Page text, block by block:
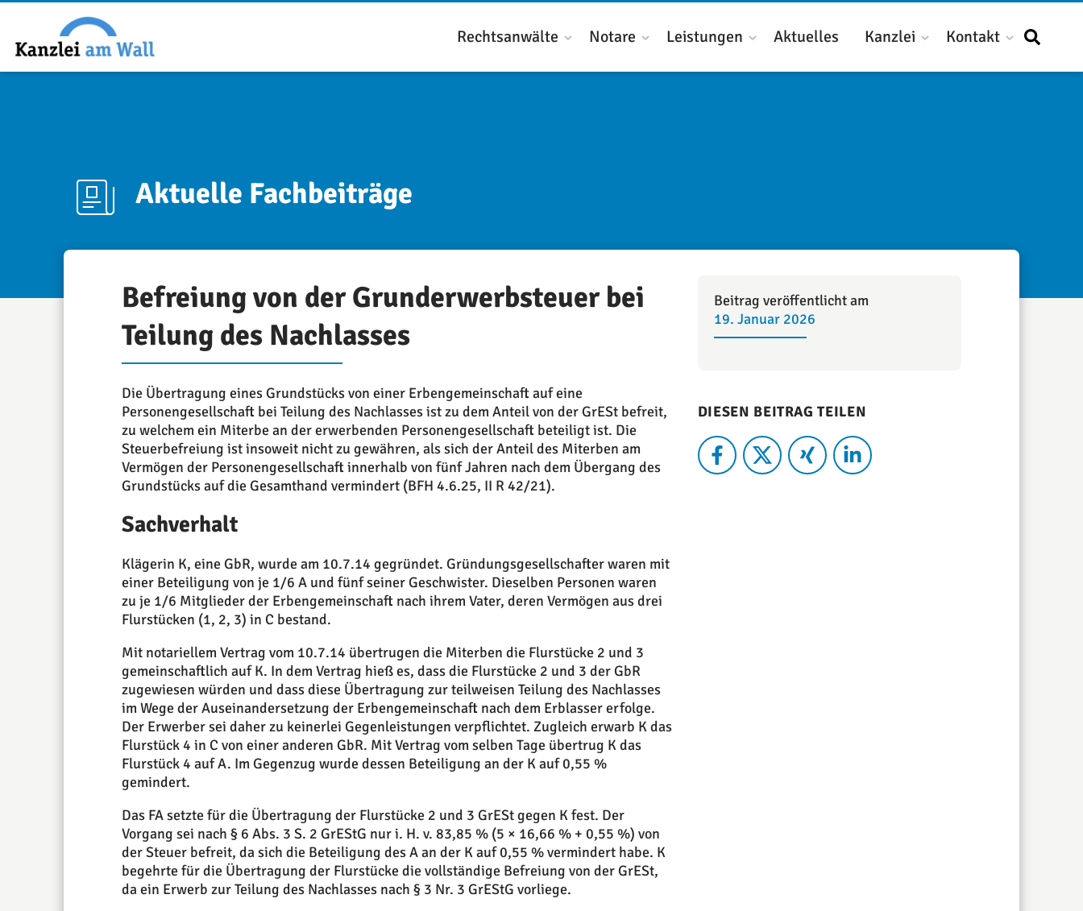
Rechtsanwälte Notare Leistungen Aktuelles Kanzlei Kontakt
Aktuelle Fachbeiträge
Befreiung von der Grunderwerbsteuer bei
Teilung des Nachlasses
Die Übertragung eines Grundstücks von einer Erbengemeinschaft auf eine
Personengesellschaft bei Teilung des Nachlasses ist zu dem Anteil von der GrESt befreit,
zu welchem ein Miterbe an der erwerbenden Personengesellschaft beteiligt ist. Die
Steuerbefreiung ist insoweit nicht zu gewähren, als sich der Anteil des Miterben am
Vermögen der Personengesellschaft innerhalb von fünf Jahren nach dem Übergang des
Grundstücks auf die Gesamthand vermindert (BFH 4.6.25, II R 42/21).
Sachverhalt
Klägerin K, eine GbR, wurde am 10.7.14 gegründet. Gründungsgesellschafter waren mit
einer Beteiligung von je 1/6 A und fünf seiner Geschwister. Dieselben Personen waren
zu je 1/6 Mitglieder der Erbengemeinschaft nach ihrem Vater, deren Vermögen aus drei
Flurstücken (1, 2, 3) in C bestand.
Mit notariellem Vertrag vom 10.7.14 übertrugen die Miterben die Flurstücke 2 und 3
gemeinschaftlich auf K. In dem Vertrag hieß es, dass die Flurstücke 2 und 3 der GbR
zugewiesen würden und dass diese Übertragung zur teilweisen Teilung des Nachlasses
im Wege der Auseinandersetzung der Erbengemeinschaft nach dem Erblasser erfolge.
Der Erwerber sei daher zu keinerlei Gegenleistungen verpflichtet. Zugleich erwarb K das
Flurstück 4 in C von einer anderen GbR. Mit Vertrag vom selben Tage übertrug K das
Flurstück 4 auf A. Im Gegenzug wurde dessen Beteiligung an der K auf 0,55 %
gemindert.
Das FA setzte für die Übertragung der Flurstücke 2 und 3 GrESt gegen K fest. Der
Vorgang sei nach § 6 Abs. 3 S. 2 GrEStG nur i. H. v. 83,85 % (5 × 16,66 % + 0,55 %) von
der Steuer befreit, da sich die Beteiligung des A an der K auf 0,55 % vermindert habe. K
begehrte für die Übertragung der Flurstücke die vollständige Befreiung von der GrESt,
da ein Erwerb zur Teilung des Nachlasses nach § 3 Nr. 3 GrEStG vorliege.
Beitrag veröffentlicht am
19. Januar 2026
DIESEN BEITRAG TEILEN